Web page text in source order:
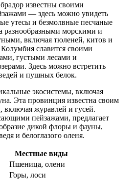
известны своими
— здесь можно увидеть
утесы и безмолвные песчаные
разнообразными морскими и
включая тюленей, китов и
Колумбия славится своими
густыми лесами и
Здесь можно встретить
и пушных белок.
экосистемы, включая
Эта провинция известна своим
включая журавлей и гусей.
пейзажами, предлагает
дикой флоры и фауны,
и белоглазого оленя.
Местные виды
Пшеница, олени
Горы, лоси